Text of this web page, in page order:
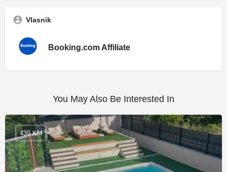
Vlasnik
Booking.com Affiliate
You May Also Be Interested In
439 KM